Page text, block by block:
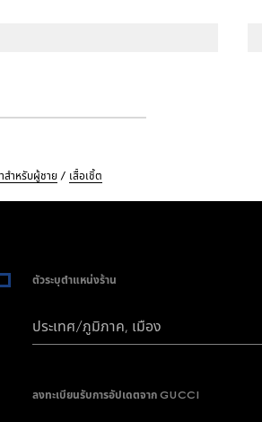
สำหรับผู้ชาย เสื้อเชิ้ต
ตัวระบุตำแหน่งร้าน
ประเทศ/ภูมิภาค, เมือง
ลงทะเบียนรับการอัปเดตจาก GUCCI